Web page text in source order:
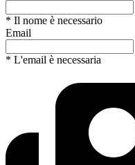
* Il nome è necessario
Email
* L'email è necessaria